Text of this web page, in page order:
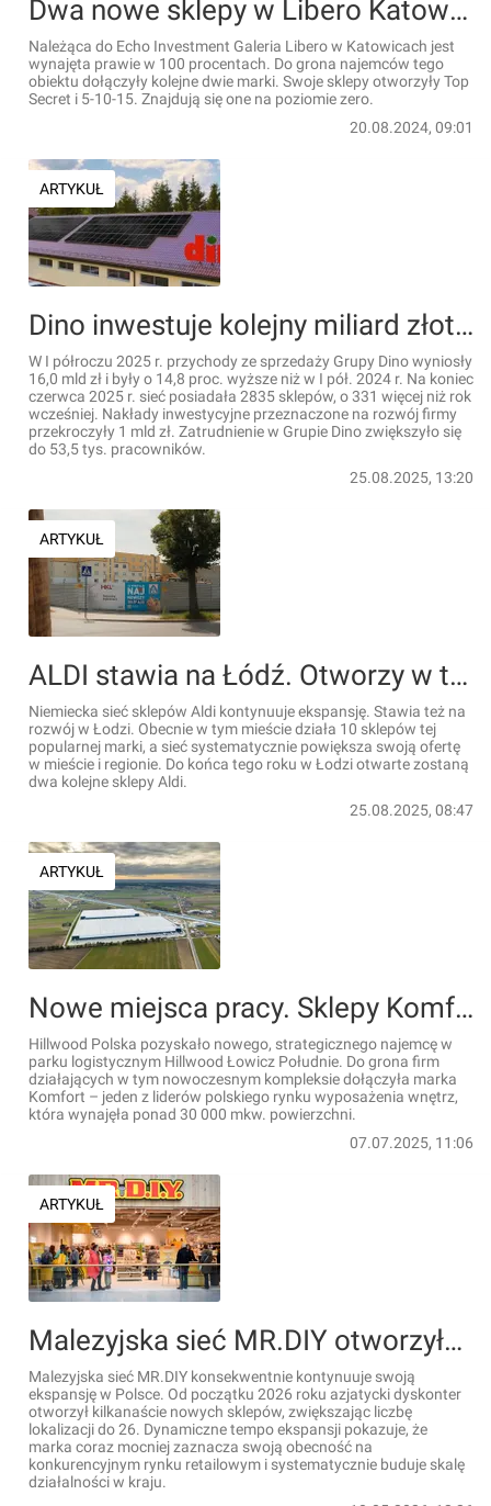
Dwa nowe sklepy w Libero Katowice. Galeria jest wynajęta w blisko 100%
Należąca do Echo Investment Galeria Libero w Katowicach jest
wynajęta prawie w 100 procentach. Do grona najemców tego
obiektu dołączyły kolejne dwie marki. Swoje sklepy otworzyły Top
Secret i 5-10-15. Znajdują się one na poziomie zero.
20.08.2024, 09:01
ARTYKUŁ
Dino inwestuje kolejny miliard złotych. Otwiera nowe sklepy i stawia na fotowoltaikę
W I półroczu 2025 r. przychody ze sprzedaży Grupy Dino wyniosły
16,0 mld zł i były o 14,8 proc. wyższe niż w I pół. 2024 r. Na koniec
czerwca 2025 r. sieć posiadała 2835 sklepów, o 331 więcej niż rok
wcześniej. Nakłady inwestycyjne przeznaczone na rozwój firmy
przekroczyły 1 mld zł. Zatrudnienie w Grupie Dino zwiększyło się
do 53,5 tys. pracowników.
25.08.2025, 13:20
ARTYKUŁ
ALDI stawia na Łódź. Otworzy w tym roku dwa nowe sklepy [ZDJĘCIA]
Niemiecka sieć sklepów Aldi kontynuuje ekspansję. Stawia też na
rozwój w Łodzi. Obecnie w tym mieście działa 10 sklepów tej
popularnej marki, a sieć systematycznie powiększa swoją ofertę
w mieście i regionie. Do końca tego roku w Łodzi otwarte zostaną
dwa kolejne sklepy Aldi.
25.08.2025, 08:47
ARTYKUŁ
Nowe miejsca pracy. Sklepy Komfort S.A. otwierają wielki magazyn w woj. łódzkim
Hillwood Polska pozyskało nowego, strategicznego najemcę w
parku logistycznym Hillwood Łowicz Południe. Do grona firm
działających w tym nowoczesnym kompleksie dołączyła marka
Komfort – jeden z liderów polskiego rynku wyposażenia wnętrz,
która wynajęła ponad 30 000 mkw. powierzchni.
07.07.2025, 11:06
ARTYKUŁ
Malezyjska sieć MR.DIY otworzyła w Polsce dwa nowe sklepy w jeden dzień
Malezyjska sieć MR.DIY konsekwentnie kontynuuje swoją
ekspansję w Polsce. Od początku 2026 roku azjatycki dyskonter
otworzył kilkanaście nowych sklepów, zwiększając liczbę
lokalizacji do 26. Dynamiczne tempo ekspansji pokazuje, że
marka coraz mocniej zaznacza swoją obecność na
konkurencyjnym rynku retailowym i systematycznie buduje skalę
działalności w kraju.